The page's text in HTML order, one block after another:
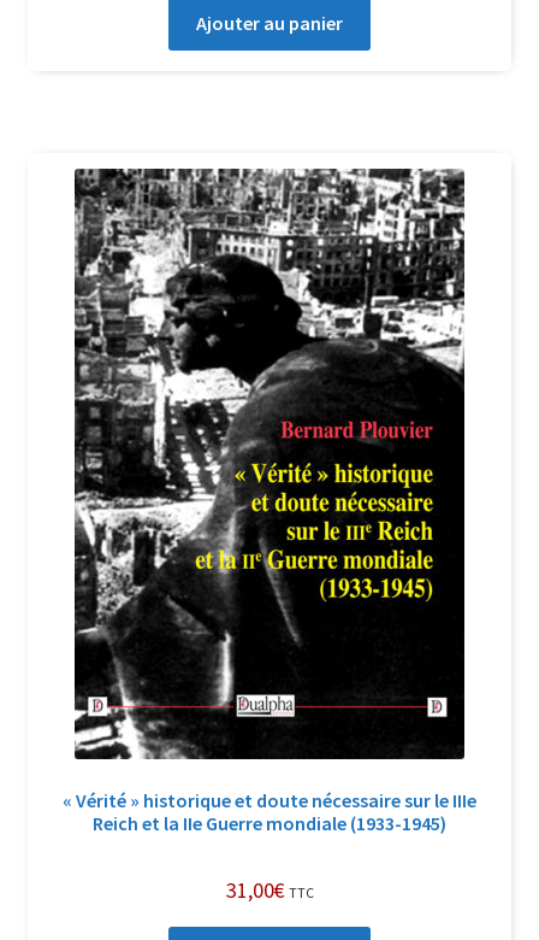
Ajouter au panier
« Vérité » historique et doute nécessaire sur le IIIe
Reich et la IIe Guerre mondiale (1933-1945)
31,00€ TTC